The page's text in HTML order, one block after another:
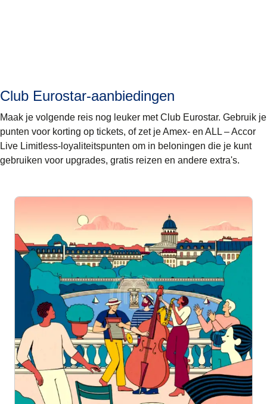
Club Eurostar-aanbiedingen
Maak je volgende reis nog leuker met Club Eurostar. Gebruik je
punten voor korting op tickets, of zet je Amex- en ALL – Accor
Live Limitless-loyaliteitspunten om in beloningen die je kunt
gebruiken voor upgrades, gratis reizen en andere extra's.